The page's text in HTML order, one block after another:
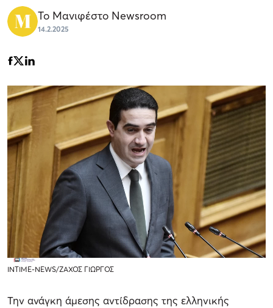
Το Μανιφέστο Newsroom
14.2.2025
ΙΝΤΙΜΕ-NEWS/ΖΑΧΟΣ ΓΙΩΡΓΟΣ
Την ανάγκη άμεσης αντίδρασης της ελληνικής